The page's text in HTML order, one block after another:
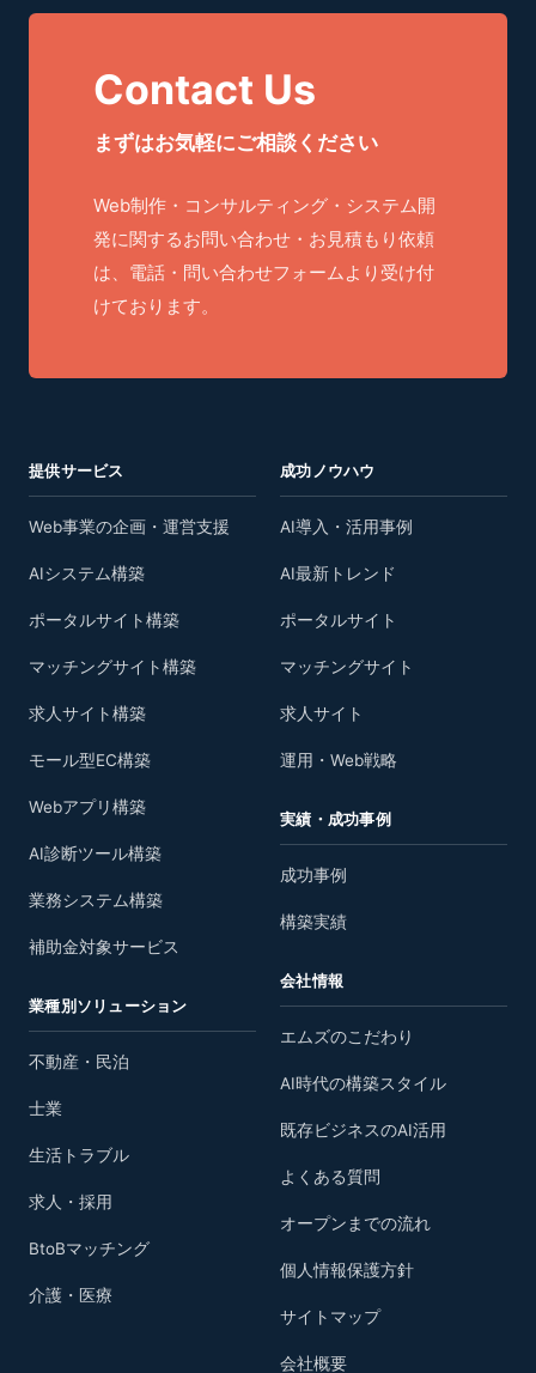
Contact Us
まずはお気軽にご相談ください
Web制作・コンサルティング・システム開
発に関するお問い合わせ・お見積もり依頼
は、電話・問い合わせフォームより受け付
けております。
提供サービス
Web事業の企画・運営支援
AIシステム構築
ポータルサイト構築
マッチングサイト構築
求人サイト構築
モール型EC構築
Webアプリ構築
AI診断ツール構築
業務システム構築
補助金対象サービス
業種別ソリューション
不動産・民泊
士業
生活トラブル
求人・採用
BtoBマッチング
介護・医療
成功ノウハウ
AI導入・活用事例
AI最新トレンド
ポータルサイト
マッチングサイト
求人サイト
運用・Web戦略
実績・成功事例
成功事例
構築実績
会社情報
エムズのこだわり
AI時代の構築スタイル
既存ビジネスのAI活用
よくある質問
オープンまでの流れ
個人情報保護方針
サイトマップ
会社概要